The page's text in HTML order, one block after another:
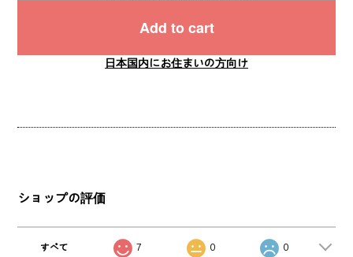
Add to cart
日本国内にお住まいの方向け
ショップの評価
すべて 7 0 0